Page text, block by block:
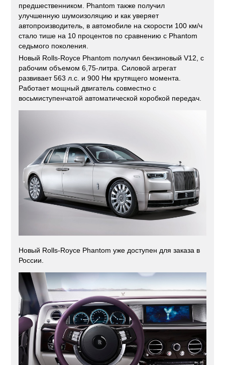
предшественником. Phantom также получил
улучшенную шумоизоляцию и как уверяет
автопроизводитель, в автомобиле на скорости 100 км/ч
стало тише на 10 процентов по сравнению с Phantom
седьмого поколения.
Новый Rolls-Royce Phantom получил бензиновый V12, с
рабочим объемом 6,75-литра. Силовой агрегат
развивает 563 л.с. и 900 Нм крутящего момента.
Работает мощный двигатель совместно с
восьмиступенчатой автоматической коробкой передач.
Новый Rolls-Royce Phantom уже доступен для заказа в
России.